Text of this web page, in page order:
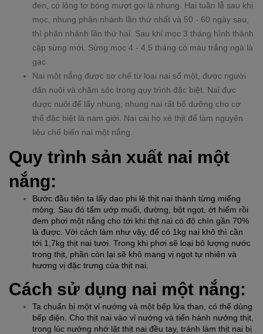
đen, có lông tơ bóng mượt gọi là nhung. Hai tuần lễ sau khi
mọc, nhung phân nhánh lần thứ nhất và 50 - 60 ngày sau,
thì phân nhánh lần thứ hai. Sau khi mọc 3 tháng hình thành
cặp sừng mới. Sừng mọc 4 - 4,5 tháng có màu trắng ngà là
gạc.
Nai một nắng được sơ chế từ loại nai số một, được người
dân nuôi và chăm sóc trong quy trình đặc biệt. Nai đực
được nuôi để lấy nhung, nhung nai rất bổ dưỡng cho cơ
thể đặc biệt là nam giới. Nai cái họ xẻ thịt để làm nguyên
liệu chế biến nai một nắng.
Quy trình sản xuất nai một
nắng:
Bước đầu tiên ta lấy dao phi lê thịt nai thành từng miếng
mỏng. Sau đó tẩm ướp muối, đường, bột ngọt, ớt hiểm rồi
đem phơi một nắng cho tới khi thịt nai có độ chín gần 70%
là được. Với cách làm như vậy, để có 1kg nai khô thì cần
tới 1,7kg thịt nai tươi. Trong khi phơi sẽ loại bỏ lượng nước
trong thịt, phần còn lại sẽ khô mang vị ngọt tự nhiên và
hương vị đặc trưng của thịt nai.
Cách sử dụng nai một nắng:
Ta chuẩn bị một vỉ nướng và một bếp lửa than, có thể dùng
bếp điện. Cho thịt nai vào vỉ nướng và tiến hành nướng thịt,
trong lúc nướng nhớ lật thịt nai đều tay, tránh làm thịt nai bị